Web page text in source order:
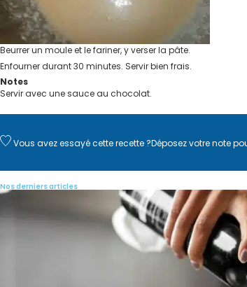
Beurrer un moule et le fariner, y verser la pâte.
Enfourner durant 30 minutes. Servir bien frais.
Notes
Servir avec une sauce au chocolat.
Vous avez essayé cette recette ?Déposez votre note
Nos derniers articles